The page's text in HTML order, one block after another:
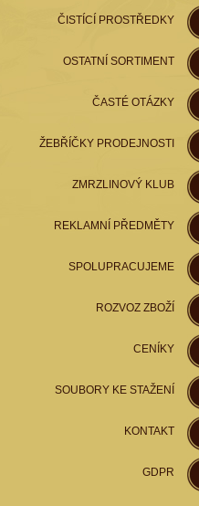
ČISTÍCÍ PROSTŘEDKY
OSTATNÍ SORTIMENT
ČASTÉ OTÁZKY
ŽEBŘÍČKY PRODEJNOSTI
ZMRZLINOVÝ KLUB
REKLAMNÍ PŘEDMĚTY
SPOLUPRACUJEME
ROZVOZ ZBOŽÍ
CENÍKY
SOUBORY KE STAŽENÍ
KONTAKT
GDPR